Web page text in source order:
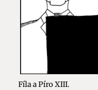
Fíla a Píro XIII.